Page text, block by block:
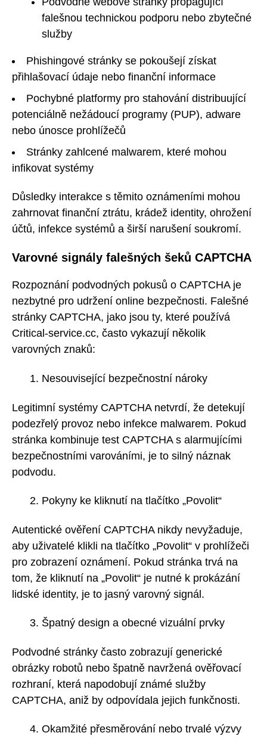
falešnou technickou podporu nebo zbytečné
služby
Phishingové stránky se pokoušejí získat
přihlašovací údaje nebo finanční informace
Pochybné platformy pro stahování distribuující
potenciálně nežádoucí programy (PUP), adware
nebo únosce prohlížečů
Stránky zahlcené malwarem, které mohou
infikovat systémy
Důsledky interakce s těmito oznámeními mohou
zahrnovat finanční ztrátu, krádež identity, ohrožení
účtů, infekce systémů a širší narušení soukromí.
Varovné signály falešných šeků CAPTCHA
Rozpoznání podvodných pokusů o CAPTCHA je
nezbytné pro udržení online bezpečnosti. Falešné
stránky CAPTCHA, jako jsou ty, které používá
Critical-service.cc, často vykazují několik
varovných znaků:
Nesouvisející bezpečnostní nároky
Legitimní systémy CAPTCHA netvrdí, že detekují
podezřelý provoz nebo infekce malwarem. Pokud
stránka kombinuje test CAPTCHA s alarmujícími
bezpečnostními varováními, je to silný náznak
podvodu.
Pokyny ke kliknutí na tlačítko „Povolit“
Autentické ověření CAPTCHA nikdy nevyžaduje,
aby uživatelé klikli na tlačítko „Povolit“ v prohlížeči
pro zobrazení oznámení. Pokud stránka trvá na
tom, že kliknutí na „Povolit“ je nutné k prokázání
lidské identity, je to jasný varovný signál.
Špatný design a obecné vizuální prvky
Podvodné stránky často zobrazují generické
obrázky robotů nebo špatně navržená ověřovací
rozhraní, která napodobují známé služby
CAPTCHA, aniž by odpovídala jejich funkčnosti.
Okamžité přesměrování nebo trvalé výzvy